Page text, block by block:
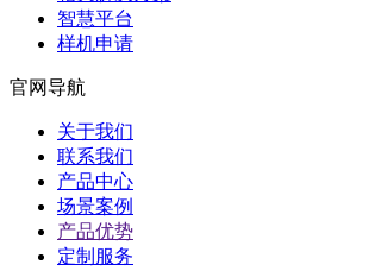
智慧平台
样机申请
官网导航
关于我们
联系我们
产品中心
场景案例
产品优势
定制服务